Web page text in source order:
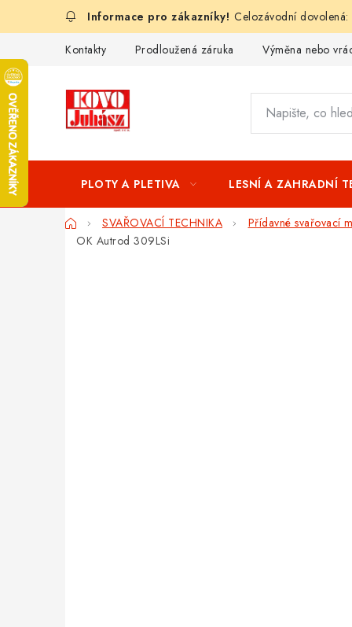
Celozávodní
Kontakty Prodloužená záruka Výměna nebo
PLOTY A PLETIVA LESNÍ A ZAHRADNÍ
DomůSVAŘOVACÍ TECHNIKA
Přídavné svařovací
OK Autrod 309LSi